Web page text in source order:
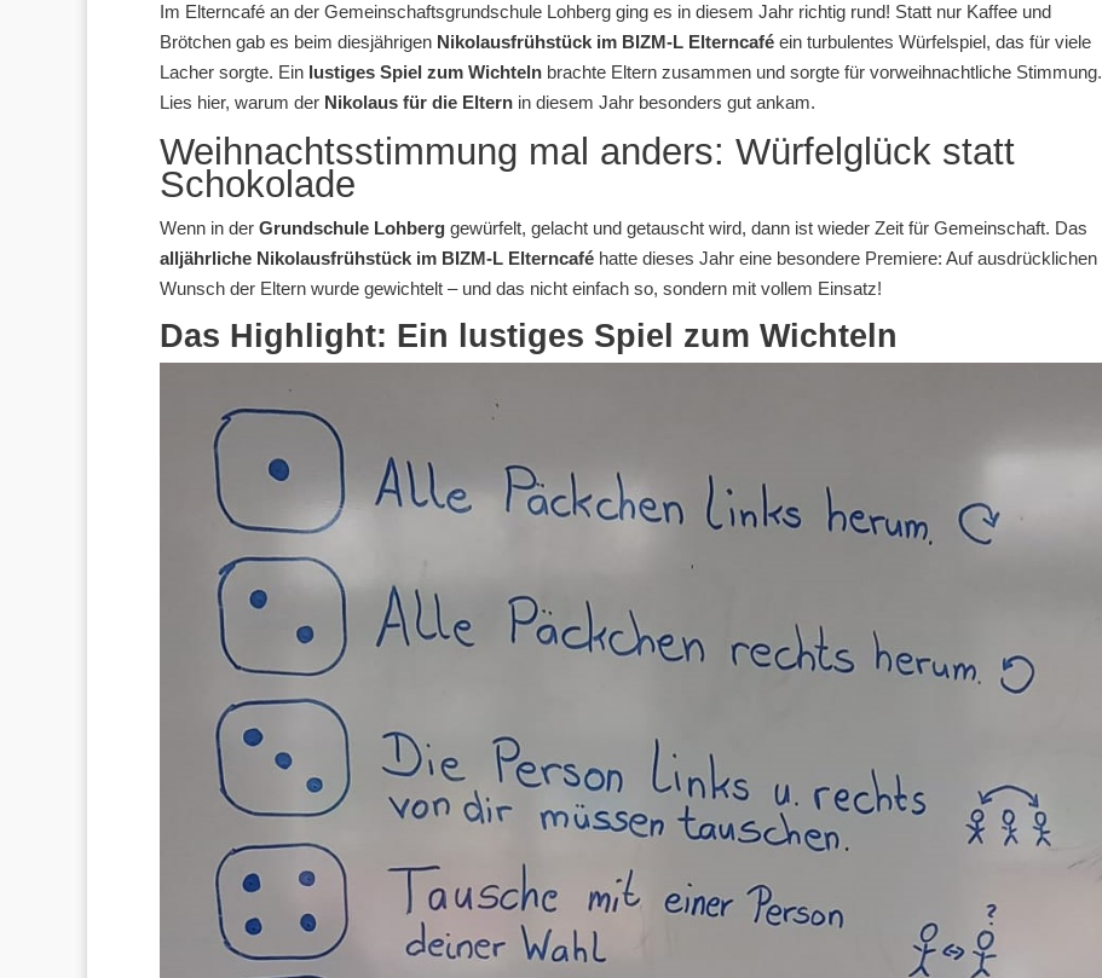
Im Elterncafé an der Gemeinschaftsgrundschule Lohberg ging es in diesem Jahr richtig rund! Statt nur Kaffee und
Brötchen gab es beim diesjährigen Nikolausfrühstück im BIZM-L Elterncafé ein turbulentes Würfelspiel, das für viele
Lacher sorgte. Ein lustiges Spiel zum Wichteln brachte Eltern zusammen und sorgte für vorweihnachtliche Stimmung.
Lies hier, warum der Nikolaus für die Eltern in diesem Jahr besonders gut ankam.
Weihnachtsstimmung mal anders: Würfelglück statt
Schokolade
Wenn in der Grundschule Lohberg gewürfelt, gelacht und getauscht wird, dann ist wieder Zeit für Gemeinschaft. Das
alljährliche Nikolausfrühstück im BIZM-L Elterncafé hatte dieses Jahr eine besondere Premiere: Auf ausdrücklichen
Wunsch der Eltern wurde gewichtelt – und das nicht einfach so, sondern mit vollem Einsatz!
Das Highlight: Ein lustiges Spiel zum Wichteln